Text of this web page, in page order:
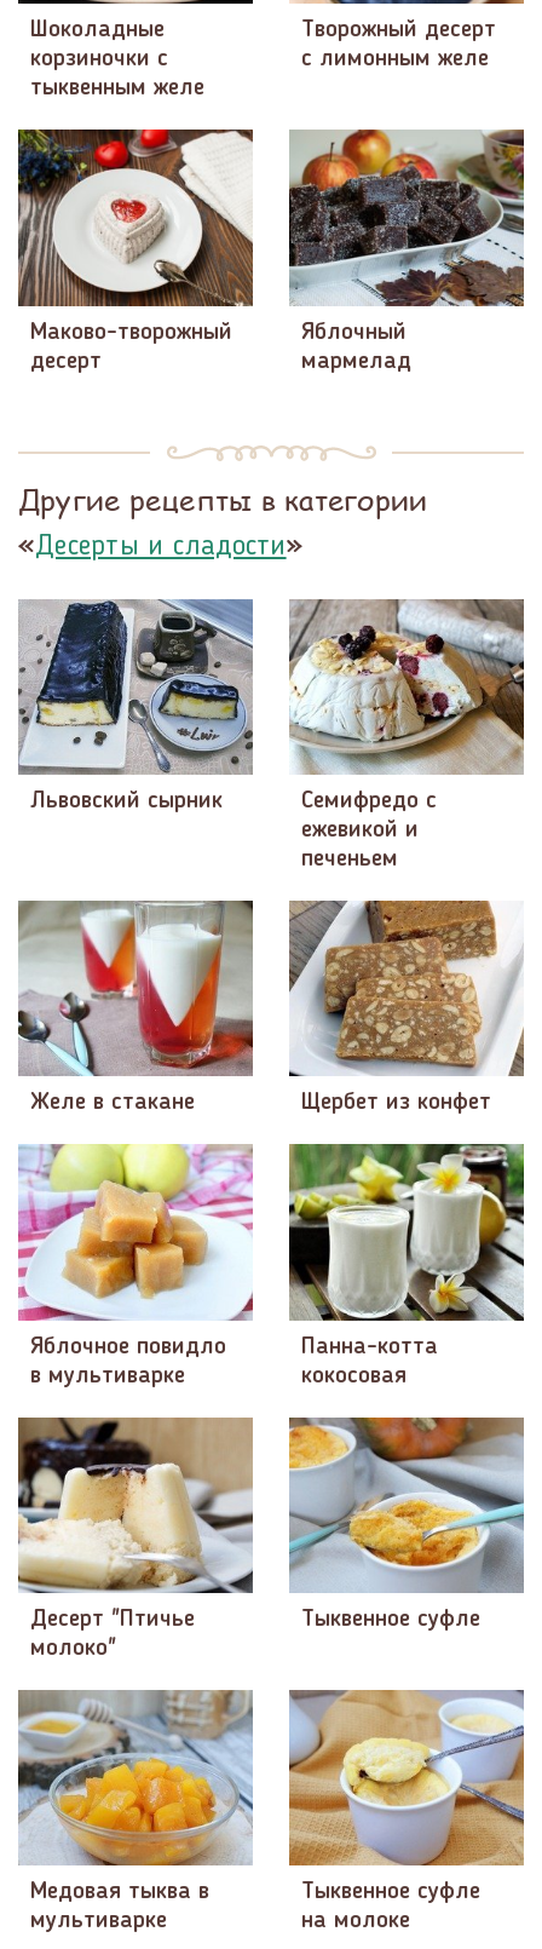
Шоколадные
корзиночки с
тыквенным желе
Творожный десерт
с лимонным желе
Маково-творожный
десерт
Яблочный
мармелад
Другие рецепты в категории
«Десерты и сладости»
Львовский сырник
Семифредо с
ежевикой и
печеньем
Желе в стакане Щербет из конфет
Яблочное повидло
в мультиварке
Панна-котта
кокосовая
Десерт "Птичье
молоко"
Тыквенное суфле
Медовая тыква в
мультиварке
Тыквенное суфле
на молоке